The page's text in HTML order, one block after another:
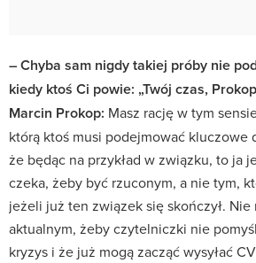
– Chyba sam nigdy takiej próby nie
kiedy ktoś Ci powie: „Twój czas,
Marcin Prokop: Masz rację w tym
którą ktoś musi podejmować kluczowe
że będąc na przykład w związku, to ja
czeka, żeby być rzuconym, a nie tym,
jeżeli już ten związek się skończył.
aktualnym, żeby czytelniczki nie
kryzys i że już mogą zacząć wysyłać